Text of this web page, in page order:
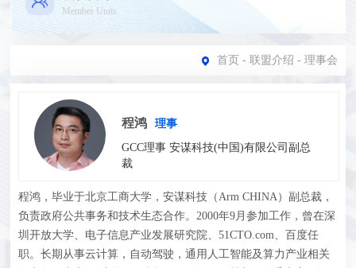
Member Units
首页 - 联盟介绍 - 理事会
程鸿
理事
GCC理事 安谋科技(中国)有限公司副总
裁
程鸿，毕业于北京工商大学，安谋科技（Arm CHINA）副总裁，
负责政府公共事务和技术生态合作。2000年9月参加工作，曾在深
圳开放大学、电子信息产业发展研究院、51CTO.com、百度任
职。长期从事云计算，自动驾驶，通用人工智能及算力产业相关